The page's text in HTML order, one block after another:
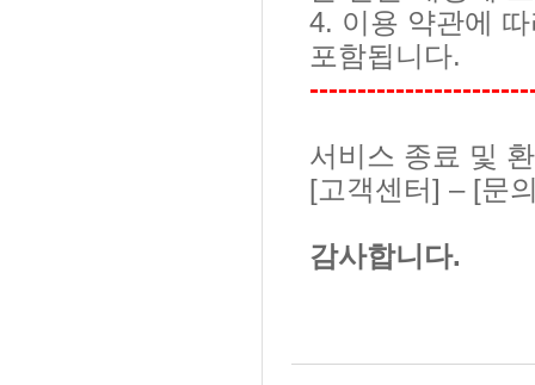
4. 이용 약관에
포함됩니다.
서비스 종료 및
[고객센터] –[문
감사합니다.